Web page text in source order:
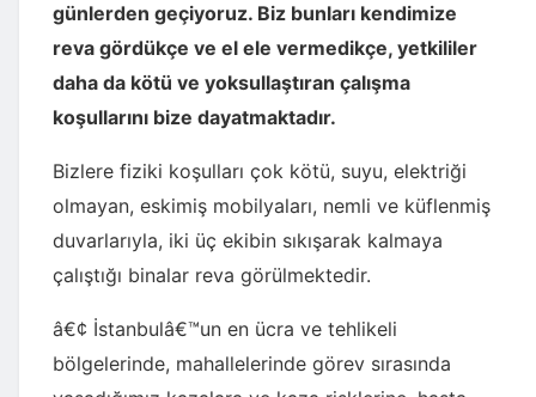
günlerden geçiyoruz. Biz bunları kendimize
reva gördükçe ve el ele vermedikçe, yetkililer
daha da kötü ve yoksullaştıran çalışma
koşullarını bize dayatmaktadır.
Bizlere fiziki koşulları çok kötü, suyu, elektriği
olmayan, eskimiş mobilyaları, nemli ve küflenmiş
duvarlarıyla, iki üç ekibin sıkışarak kalmaya
çalıştığı binalar reva görülmektedir.
â€¢ İstanbulâ€™un en ücra ve tehlikeli
bölgelerinde, mahallelerinde görev sırasında